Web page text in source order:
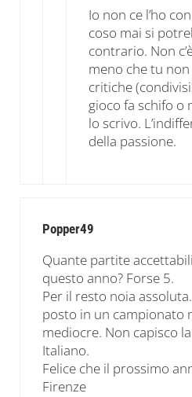
Io non ce l’ho
coso mai si
contrario. Non
meno che tu
critiche
gioco fa schifo o
lo scrivo.
della passione.
Popper49
Quante partite
questo anno? Forse 5.
Per il resto noia
posto in un campionato
mediocre. Non capisco la
Italiano.
Felice che il prossimo
Firenze